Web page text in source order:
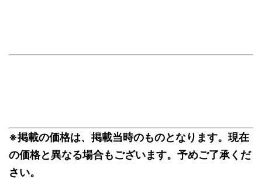
※掲載の価格は、掲載当時のものとなります。現在
の価格と異なる場合もございます。予めご了承くだ
さい。